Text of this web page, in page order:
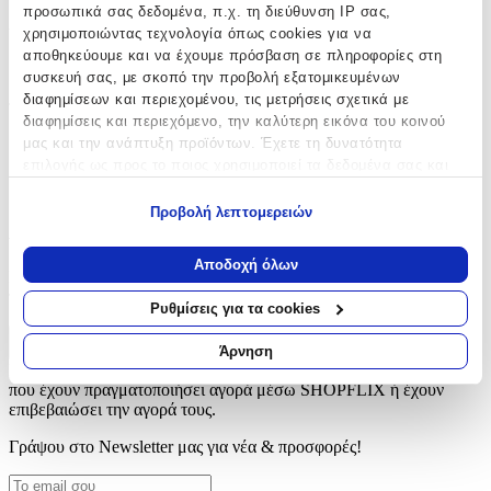
προσωπικά σας δεδομένα, π.χ. τη διεύθυνση IP σας,
χρησιμοποιώντας τεχνολογία όπως cookies για να
αποθηκεύουμε και να έχουμε πρόσβαση σε πληροφορίες στη
συσκευή σας, με σκοπό την προβολή εξατομικευμένων
διαφημίσεων και περιεχομένου, τις μετρήσεις σχετικά με
διαφημίσεις και περιεχόμενο, την καλύτερη εικόνα του κοινού
μας και την ανάπτυξη προϊόντων. Έχετε τη δυνατότητα
Να συλλέξουμε πληροφορίες σχετικά με τη γεωγραφική
σας τοποθεσία, οι οποίες μπορεί να είναι ακριβείς σε
απόσταση μερικών μέτρων
Να αναγνωρίσουμε τη συσκευή σας σαρώνοντας ενεργά
για συγκεκριμένα χαρακτηριστικά (δακτυλικό αποτύπωμα)
Μάθετε περισσότερα σχετικά με τον τρόπο επεξεργασίας των
προσωπικών σας δεδομένων και καθορίστε τις προτιμήσεις σας
στηνενότητα “Λεπτομέρειες”
Δήλωση Cookies.
Προβολή λεπτομερειών
Αποδοχή όλων
Ρυθμίσεις για τα cookies
Άρνηση
Υλικό:
Πλαστικά
Τεμάχια:
220
τμχ
Προς το παρόν δεν υπάρχουν άλλες αξιολογήσεις. Όταν
προστεθούν, θα εμφανιστούν εδώ.
Πώς υπολογίζεται η βαθμολογία
Η τελική βαθμολογία βασίζεται αποκλειστικά σε κριτικές χρηστών
που έχουν πραγματοποιήσει αγορά μέσω SHOPFLIX ή έχουν
επιβεβαιώσει την αγορά τους.
Γράψου στο Νewsletter μας για νέα & προσφορές!